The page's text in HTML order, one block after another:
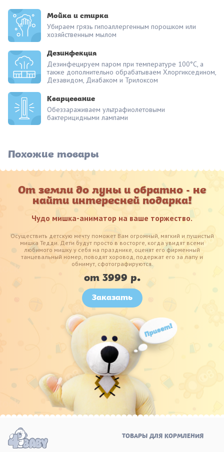
Мойка и стирка
Убираем грязь гипоаллергенным порошком или
хозяйственным мылом
Дезинфекция
Дезинфецируем паром при температуре 100°С, а
также дополнительно обрабатываем Хлоргикседином,
Дезавидом, Диабаком и Трилоксом
Кварцевание
Обеззараживаем ультрафиолетовыми
бактерицидными лампами
Похожие товары
От земли до луны и обратно - не
найти интересней подарка!
Чудо мишка-аниматор на ваше торжество.
Осуществить детскую мечту поможет Вам огромный, мягкий и пушистый
мишка Тедди. Дети будут просто в восторге, когда увидят всеми
любимого мишку у себя на празднике, оценят его фирменный
танцевальный номер, поводят хоровод, подержат его за лапу и
обнимут, сфотографируются.
от 3999 р.
Заказать
ТОВАРЫ ДЛЯ КОРМЛЕНИЯ